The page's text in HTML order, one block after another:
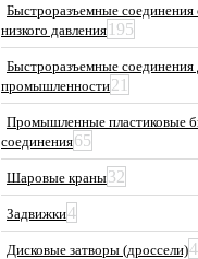
Быстроразъемные соединения
низкого давления 195
Быстроразъемные
промышленности21
Промышленные пластиковые
соединения65
Шаровые краны32
Задвижки4
Дисковые затворы (дроссели)4